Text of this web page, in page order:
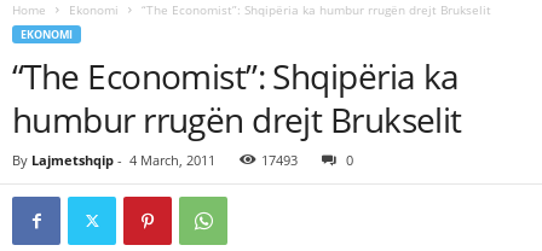
Home Ekonomi “The Economist”: Shqipëria ka humbur rrugën drejt Brukselit
EKONOMI
“The Economist”: Shqipëria ka
humbur rrugën drejt Brukselit
By Lajmetshqip - 4 March, 2011 17493 0